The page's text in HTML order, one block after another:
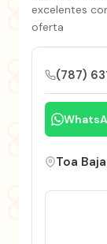
excelentes
oferta
(787)
Toa Baja